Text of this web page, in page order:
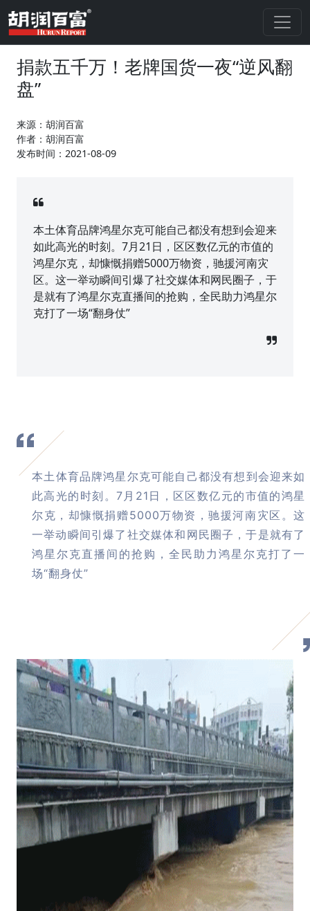
捐款五千万！老牌国货一夜“逆风翻
盘”
来源：胡润百富
作者：胡润百富
发布时间：2021-08-09
本土体育品牌鸿星尔克可能自己都没有想到会迎来
如此高光的时刻。7月21日，区区数亿元的市值的
鸿星尔克，却慷慨捐赠5000万物资，驰援河南灾
区。这一举动瞬间引爆了社交媒体和网民圈子，于
是就有了鸿星尔克直播间的抢购，全民助力鸿星尔
克打了一场“翻身仗”
​本土体育品牌鸿星尔克可能自己都没有想到会迎来如
此高光的时刻。7月21日，区区数亿元的市值的鸿星
尔克，却慷慨捐赠5000万物资，驰援河南灾区。这
一举动瞬间引爆了社交媒体和网民圈子，于是就有了
鸿星尔克直播间的抢购，全民助力鸿星尔克打了一
场“翻身仗”